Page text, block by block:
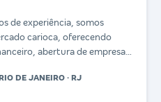
de experiência, somos
carioca, oferecendo
abertura de empresas,
RIO DE JANEIRO · RJ